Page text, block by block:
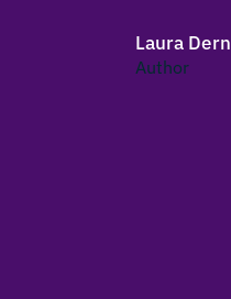
Laura Dern
Author